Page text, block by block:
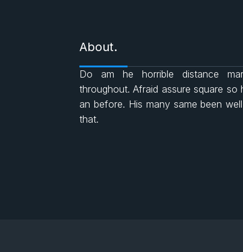
About.
Do am he horrible distance
throughout. Afraid assure square so
an before. His many same been
that.